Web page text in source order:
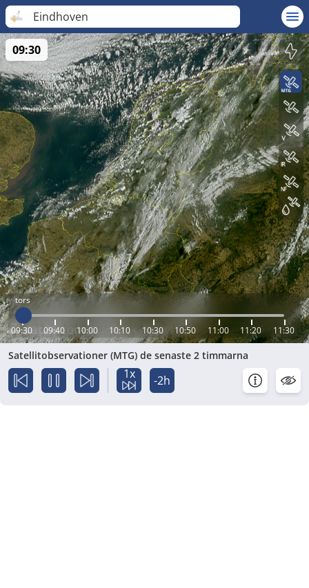
Eindhoven
tors
09:30 09:40 10:00 10:10 10:30 10:50 11:00 11:20 11:30
09:30
Satellitobservationer (MTG) de senaste 2 timmarna
1x -2h